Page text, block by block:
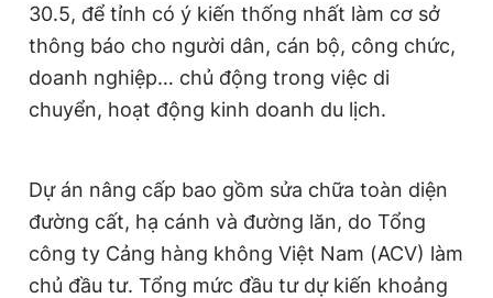
30.5, để tỉnh có ý kiến thống nhất làm cơ sở
thông báo cho người dân, cán bộ, công chức,
doanh nghiệp… chủ động trong việc di
chuyển, hoạt động kinh doanh du lịch.
Dự án nâng cấp bao gồm sửa chữa toàn diện
đường cất, hạ cánh và đường lăn, do Tổng
công ty Cảng hàng không Việt Nam (ACV) làm
chủ đầu tư. Tổng mức đầu tư dự kiến khoảng